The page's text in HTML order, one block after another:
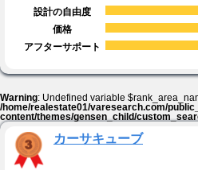
設計の自由度
価格
アフターサポート
Warning: Undefined variable
/home/realestate01/varesearch.com/
content/themes/gensen_child/
カーサキューブ